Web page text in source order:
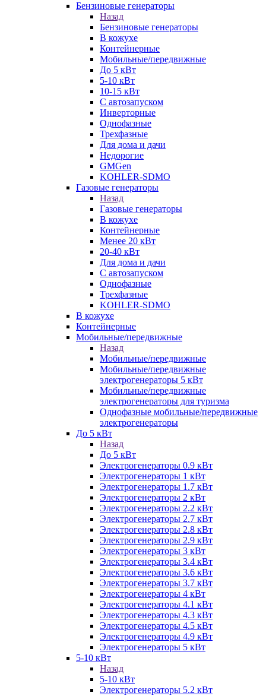
Бензиновые генераторы
Назад
Бензиновые генераторы
В кожухе
Контейнерные
Мобильные/передвижные
До 5 кВт
5-10 кВт
10-15 кВт
С автозапуском
Инверторные
Однофазные
Трехфазные
Для дома и дачи
Недорогие
GMGen
KOHLER-SDMO
Газовые генераторы
Назад
Газовые генераторы
В кожухе
Контейнерные
Менее 20 кВт
20-40 кВт
Для дома и дачи
С автозапуском
Однофазные
Трехфазные
KOHLER-SDMO
В кожухе
Контейнерные
Мобильные/передвижные
Назад
Мобильные/передвижные
Мобильные/передвижные
электрогенераторы 5 кВт
Мобильные/передвижные
электрогенераторы для туризма
Однофазные мобильные/передвижные
электрогенераторы
До 5 кВт
Назад
До 5 кВт
Электрогенераторы 0.9 кВт
Электрогенераторы 1 кВт
Электрогенераторы 1.7 кВт
Электрогенераторы 2 кВт
Электрогенераторы 2.2 кВт
Электрогенераторы 2.7 кВт
Электрогенераторы 2.8 кВт
Электрогенераторы 2.9 кВт
Электрогенераторы 3 кВт
Электрогенераторы 3.4 кВт
Электрогенераторы 3.6 кВт
Электрогенераторы 3.7 кВт
Электрогенераторы 4 кВт
Электрогенераторы 4.1 кВт
Электрогенераторы 4.3 кВт
Электрогенераторы 4.5 кВт
Электрогенераторы 4.9 кВт
Электрогенераторы 5 кВт
5-10 кВт
Назад
5-10 кВт
Электрогенераторы 5.2 кВт